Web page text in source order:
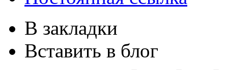
В закладки
Вставить в блог